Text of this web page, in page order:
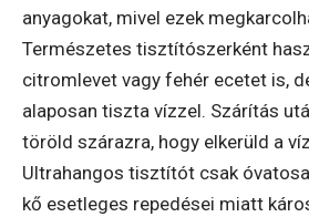
anyagokat, mivel ezek
Természetes tisztítószerként
citromlevet vagy fehér ecetet is,
alaposan tiszta vízzel. Szárítás
töröld szárazra, hogy elkerüld a
Ultrahangos tisztítót csak
kő esetleges repedései miatt